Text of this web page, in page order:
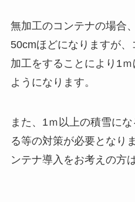
無加工のコンテナの場合
50cmほどになりますが
加工をすることにより1
ようになります。
また、1ｍ以上の積雪に
る等の対策が必要となり
ンテナ導入をお考えの方